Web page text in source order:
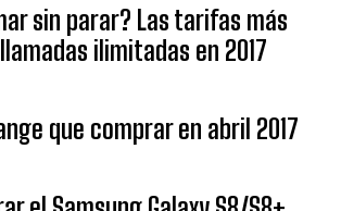
sin parar? Las tarifas más
ilimitadas en 2017
que comprar en abril 2017